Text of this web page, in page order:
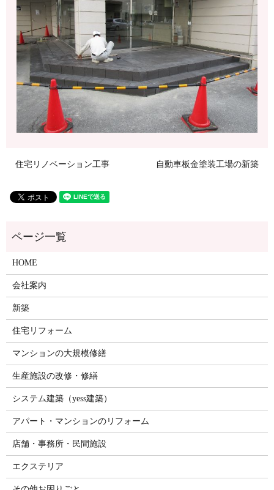
住宅リノベーション工事 自動車板金塗装工場の新築
HOME
会社案内
新築
住宅リフォーム
マンションの大規模修繕
生産施設の改修・修繕
システム建築（yess建築）
アパート・マンションのリフォーム
店舗・事務所・民間施設
エクステリア